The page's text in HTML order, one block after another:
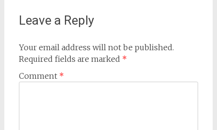
Leave a Reply
Your email address will not be published.
Required fields are marked *
Comment *